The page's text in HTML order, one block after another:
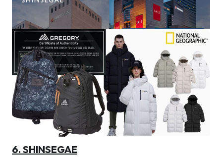
6. SHINSEGAE